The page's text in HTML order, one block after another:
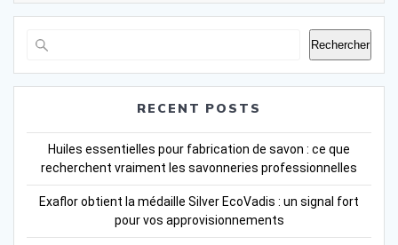
Rechercher
RECENT POSTS
Huiles essentielles pour fabrication de savon : ce que
recherchent vraiment les savonneries professionnelles
Exaflor obtient la médaille Silver EcoVadis : un signal fort
pour vos approvisionnements